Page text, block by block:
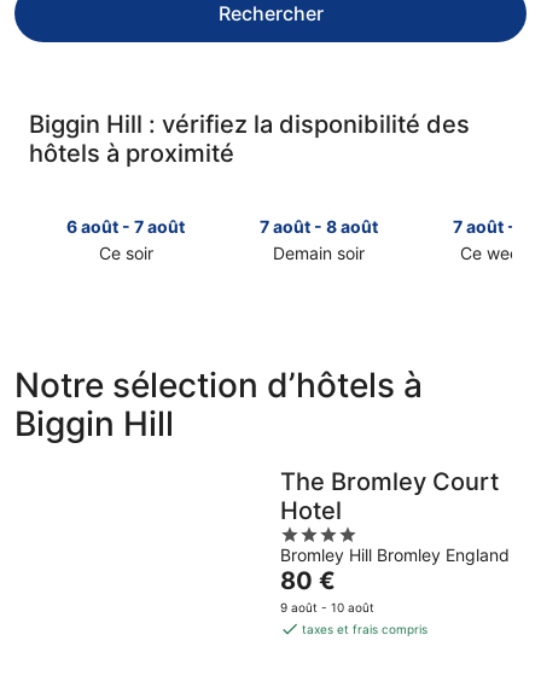
Rechercher
Biggin Hill : vérifiez la disponibilité des
hôtels à proximité
6 août - 7 août
Ce soir
de
Biggin
Hill
pour
7 août - 8 août
Demain soir
de
Biggin
demain
soir,
août
août
7 août - 9
Ce week-
ce
week-
août
Notre sélection d’hôtels à
Biggin Hill
The Bromley Court
Hotel
4
out
of
5
Bromley Hill Bromley England
Le
prix
est
80 €
9 août - 10 août
taxes et frais compris